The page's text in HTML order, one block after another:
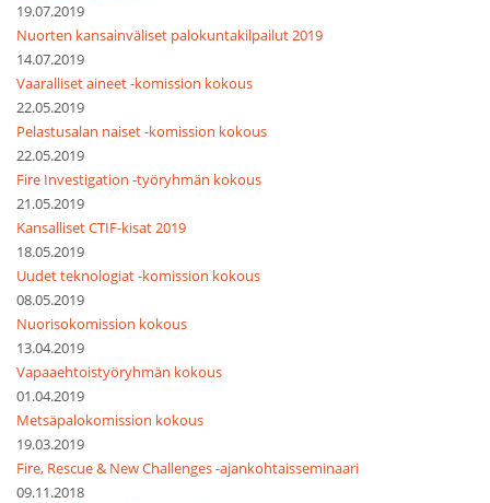
19.07.2019
Nuorten kansainväliset palokuntakilpailut 2019
14.07.2019
Vaaralliset aineet -komission kokous
22.05.2019
Pelastusalan naiset -komission kokous
22.05.2019
Fire Investigation -työryhmän kokous
21.05.2019
Kansalliset CTIF-kisat 2019
18.05.2019
Uudet teknologiat -komission kokous
08.05.2019
Nuorisokomission kokous
13.04.2019
Vapaaehtoistyöryhmän kokous
01.04.2019
Metsäpalokomission kokous
19.03.2019
Fire, Rescue & New Challenges -ajankohtaisseminaari
09.11.2018